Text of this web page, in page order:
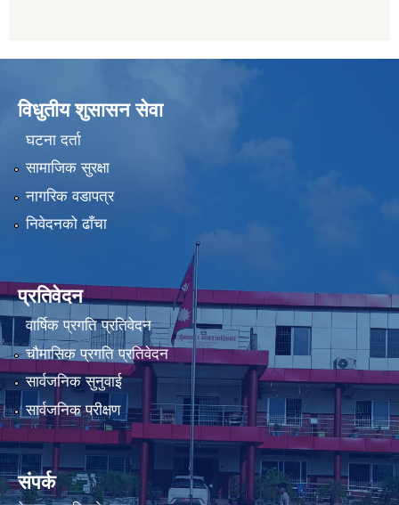
विधुतीय शुसासन सेवा
घटना दर्ता
सामाजिक सुरक्षा
नागरिक वडापत्र
निवेदनको ढाँचा
प्रतिवेदन
वार्षिक प्रगति प्रतिवेदन
चौमासिक प्रगति प्रतिवेदन
सार्वजनिक सुनुवाई
सार्वजनिक परीक्षण
संपर्क